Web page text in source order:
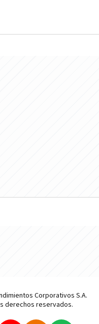
Corporativos S.A.
derechos reservados.